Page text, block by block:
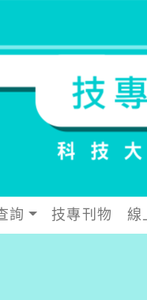
詢 技專刊物 線